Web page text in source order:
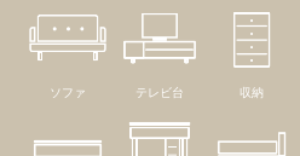
ソファ テレビ台 収納